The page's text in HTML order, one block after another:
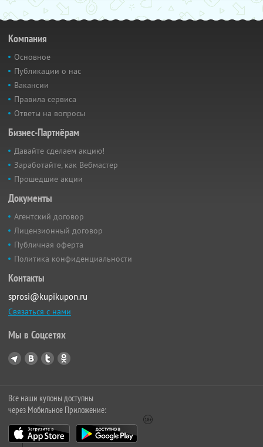
Компания
Основное
Публикации о нас
Вакансии
Правила сервиса
Ответы на вопросы
Бизнес-Партнёрам
Давайте сделаем акцию!
Заработайте, как Вебмастер
Прошедшие акции
Документы
Агентский договор
Лицензионный договор
Публичная оферта
Политика конфиденциальности
Контакты
sprosi@kupikupon.ru
Связаться с нами
Мы в Соцсетях
Все наши купоны доступны
через Мобильное Приложение: